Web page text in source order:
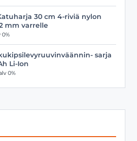
30 cm 4-riviä nylon
mm varrelle
0%
sarja
Li-Ion
0%